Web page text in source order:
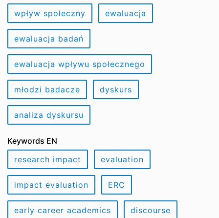
wpływ społeczny
ewaluacja
ewaluacja badań
ewaluacja wpływu społecznego
młodzi badacze dyskurs
analiza dyskursu
Keywords EN
research impact
evaluation
impact evaluation ERC
early career academics discourse